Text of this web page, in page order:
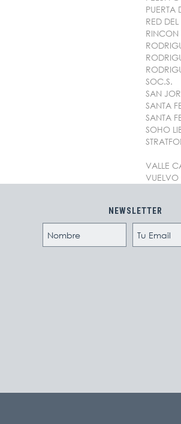
PUERTA
RED
RINCON
SOC.S.
SAN
SANTA
SANTA
SOHO
VALLE
VUELVO
NEWSLETTER